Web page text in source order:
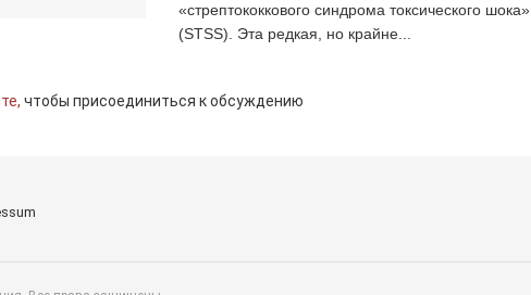
«стрептококкового синдрома токсического шока»
(STSS). Эта редкая, но крайне...
чтобы присоединиться к обсуждению